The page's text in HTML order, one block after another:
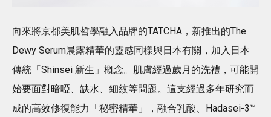
向來將京都美肌哲學融入品牌的TATCHA，新推出的The
Dewy Serum晨露精華的靈感同樣與日本有關，加入日本
傳統「Shinsei 新生」概念。肌膚經過歲月的洗禮，可能開
始要面對暗啞、缺水、細紋等問題。這支經過多年研究而
成的高效修復能力「秘密精華」，融合乳酸、Hadasei-3™